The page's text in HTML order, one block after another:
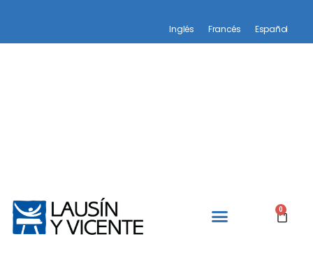
Inglés Francés Español
0